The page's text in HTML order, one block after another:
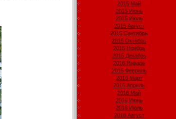
2015 Май
2015 Июнь
2015 Июль
2015 Август
2015 Сентябрь
2015 Октябрь
2015 Ноябрь
2015 Декабрь
2016 Январь
2016 Февраль
2016 Март
2016 Апрель
2016 Май
2016 Июнь
2016 Июль
2016 Август